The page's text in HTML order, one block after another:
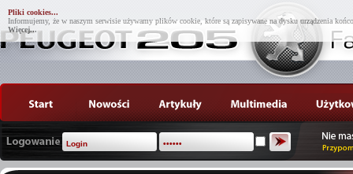
Pliki cookies...
Informujemy, że w naszym serwisie używamy plików cookie, które są zapisywane na dysku urządzenia
Więcej...